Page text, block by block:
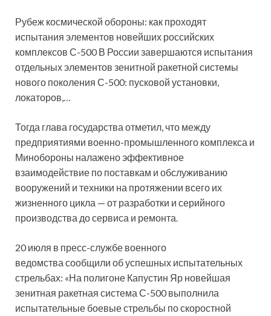
Рубеж космической обороны: как проходят
испытания элементов новейших российских
комплексов С-500 В России завершаются испытания
отдельных элементов зенитной ракетной системы
нового поколения С-500: пусковой установки,
локаторов,…
Тогда глава государства отметил, что между
предприятиями военно-промышленного комплекса и
Минобороны налажено эффективное
взаимодействие по поставкам и обслуживанию
вооружений и техники на протяжении всего их
жизненного цикла — от разработки и серийного
производства до сервиса и ремонта.
20 июля в пресс-службе военного
ведомства сообщили об успешных испытательных
стрельбах: «На полигоне Капустин Яр новейшая
зенитная ракетная система С-500 выполнила
испытательные боевые стрельбы по скоростной